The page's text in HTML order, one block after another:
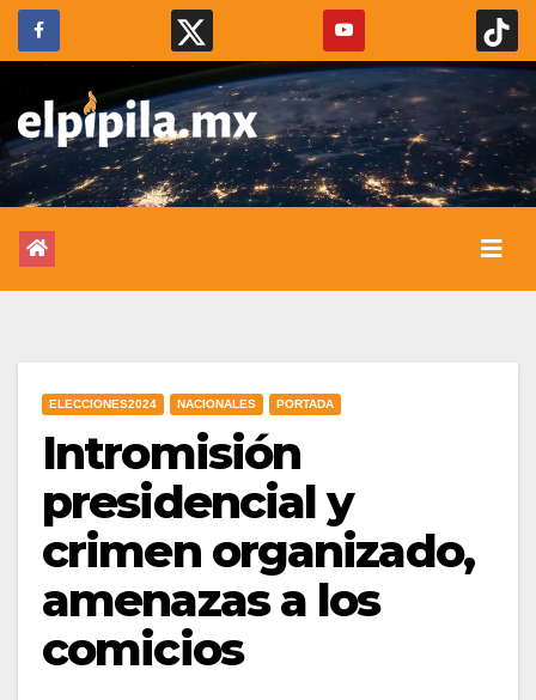
ELECCIONES2024 NACIONALES PORTADA
Intromisión
presidencial y
crimen organizado,
amenazas a los
comicios